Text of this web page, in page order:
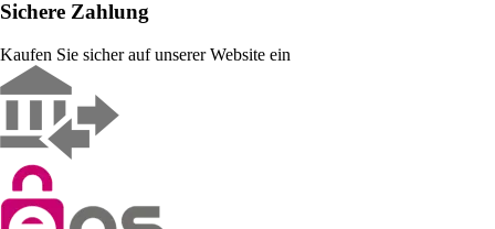
Sichere Zahlung
Kaufen Sie sicher auf unserer Website ein